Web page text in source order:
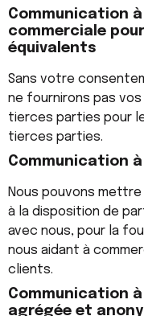
Communication
commerciale
équivalents
Sans votre
ne fournirons pas
tierces parties pour
tierces parties.
Communication
Nous pouvons
à la disposition de
avec nous, pour la
nous aidant à
clients.
Communication
agrégée et